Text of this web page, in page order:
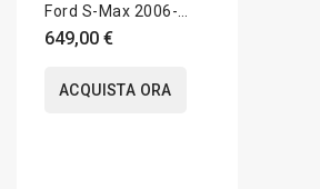
Ford S-Max 2006-
2015 Apple CarPlay
9,7 pollici
649,00 €
ACQUISTA ORA